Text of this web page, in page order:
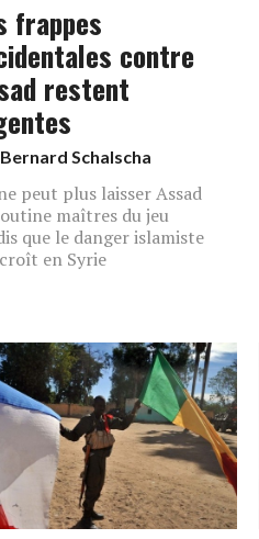
frappes
contre
restent
Bernard Schalscha
peut plus laisser Assad
maîtres du jeu
que le danger islamiste
en Syrie